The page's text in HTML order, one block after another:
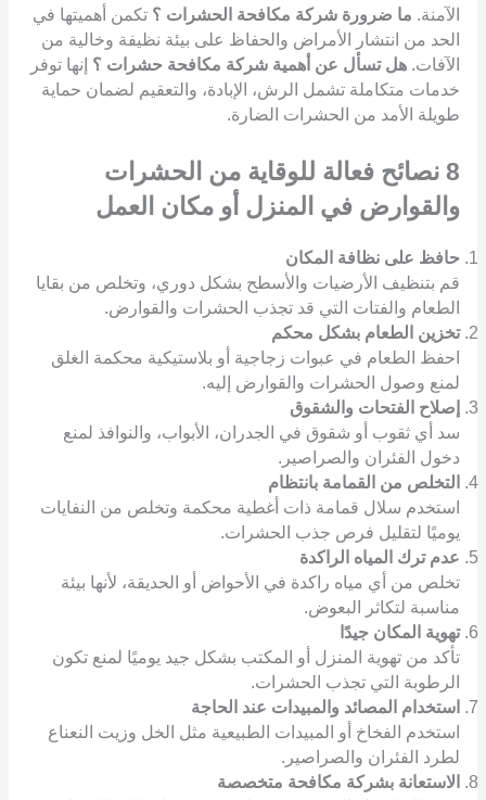
الآمنة. ما ضرورة شركة مكافحة الحشرات ؟ تكمن أهميتها في
الحد من انتشار الأمراض والحفاظ على بيئة نظيفة وخالية من
الآفات. هل تسأل عن أهمية شركة مكافحة حشرات ؟ إنها توفر
خدمات متكاملة تشمل الرش، الإبادة، والتعقيم لضمان حماية
طويلة الأمد من الحشرات الضارة.
8 نصائح فعالة للوقاية من الحشرات
والقوارض في المنزل أو مكان العمل
حافظ على نظافة المكان
قم بتنظيف الأرضيات والأسطح بشكل دوري، وتخلص من بقايا
الطعام والفتات التي قد تجذب الحشرات والقوارض.
تخزين الطعام بشكل محكم
احفظ الطعام في عبوات زجاجية أو بلاستيكية محكمة الغلق
لمنع وصول الحشرات والقوارض إليه.
إصلاح الفتحات والشقوق
سد أي ثقوب أو شقوق في الجدران، الأبواب، والنوافذ لمنع
دخول الفئران والصراصير.
التخلص من القمامة بانتظام
استخدم سلال قمامة ذات أغطية محكمة وتخلص من النفايات
يوميًا لتقليل فرص جذب الحشرات.
عدم ترك المياه الراكدة
تخلص من أي مياه راكدة في الأحواض أو الحديقة، لأنها بيئة
مناسبة لتكاثر البعوض.
تهوية المكان جيدًا
تأكد من تهوية المنزل أو المكتب بشكل جيد يوميًا لمنع تكون
الرطوبة التي تجذب الحشرات.
استخدام المصائد والمبيدات عند الحاجة
استخدم الفخاخ أو المبيدات الطبيعية مثل الخل وزيت النعناع
لطرد الفئران والصراصير.
الاستعانة بشركة مكافحة متخصصة